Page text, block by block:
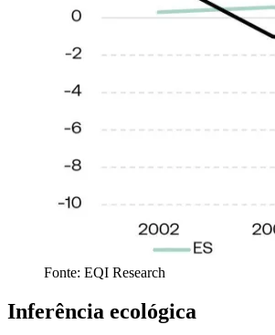
Fonte: EQI Research
Inferência ecológica